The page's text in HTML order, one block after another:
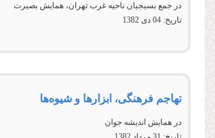
در جمع بسیجیان ناحیه غرب تهران، همایش بصیرت
تاریخ: 04 دى 1382
تهاجم فرهنگی، ابزارها و شیوه‌ها
در همایش اندیشه جوان